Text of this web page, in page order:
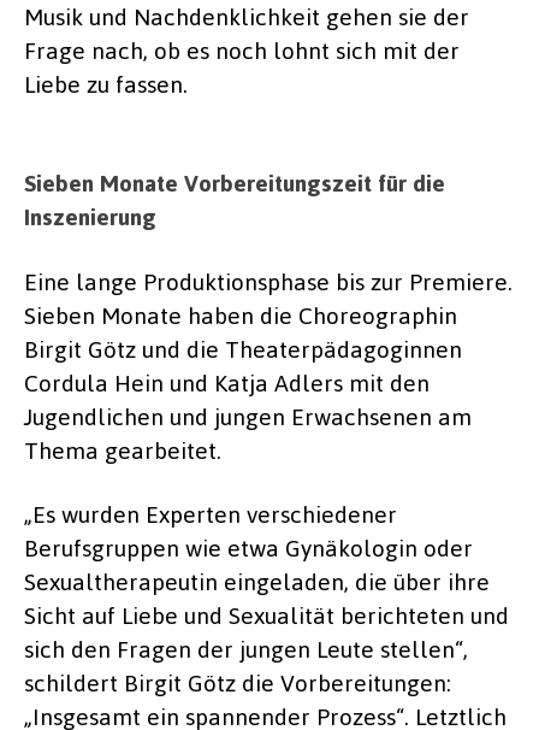
Musik und Nachdenklichkeit gehen sie der
Frage nach, ob es noch lohnt sich mit der
Liebe zu fassen.
Sieben Monate Vorbereitungszeit für die
Inszenierung
Eine lange Produktionsphase bis zur Premiere.
Sieben Monate haben die Choreographin
Birgit Götz und die Theaterpädagoginnen
Cordula Hein und Katja Adlers mit den
Jugendlichen und jungen Erwachsenen am
Thema gearbeitet.
„Es wurden Experten verschiedener
Berufsgruppen wie etwa Gynäkologin oder
Sexualtherapeutin eingeladen, die über ihre
Sicht auf Liebe und Sexualität berichteten und
sich den Fragen der jungen Leute stellen“,
schildert Birgit Götz die Vorbereitungen:
„Insgesamt ein spannender Prozess“. Letztlich